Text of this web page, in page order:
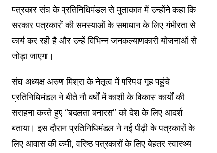
पत्रकार संघ के प्रतिनिधिमंडल से मुलाकात में उन्होंने कहा कि
सरकार पत्रकारों की समस्याओं के समाधान के लिए गंभीरता से
कार्य कर रही है और उन्हें विभिन्न जनकल्याणकारी योजनाओं से
जोड़ा जाएगा।
संघ अध्यक्ष अरुण मिश्रा के नेतृत्व में परिपथ गृह पहुंचे
प्रतिनिधिमंडल ने बीते नौ वर्षों में काशी के विकास कार्यों की
सराहना करते हुए “बदलता बनारस” को देश के लिए आदर्श
बताया। इस दौरान प्रतिनिधिमंडल ने नई पीढ़ी के पत्रकारों के
लिए आवास की कमी, वरिष्ठ पत्रकारों के लिए बेहतर स्वास्थ्य